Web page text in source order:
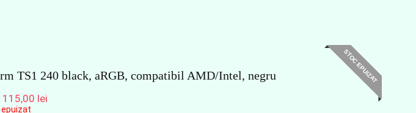
STOC EPUIZAT
TS1 240 black, aRGB, compatibil AMD/Intel, negru
Prețul
inițial
115,00 lei